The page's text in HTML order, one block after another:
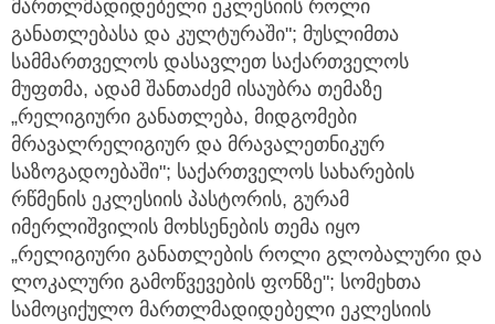
მართლმადიდებელი ეკლესიის როლი
განათლებასა და კულტურაში"; მუსლიმთა
სამმართველოს დასავლეთ საქართველოს
მუფთმა, ადამ შანთაძემ ისაუბრა თემაზე
„რელიგიური განათლება, მიდგომები
მრავალრელიგიურ და მრავალეთნიკურ
საზოგადოებაში"; საქართველოს სახარების
რწმენის ეკლესიის პასტორის, გურამ
იმერლიშვილის მოხსენების თემა იყო
„რელიგიური განათლების როლი გლობალური და
ლოკალური გამოწვევების ფონზე"; სომეხთა
სამოციქულო მართლმადიდებელი ეკლესიის